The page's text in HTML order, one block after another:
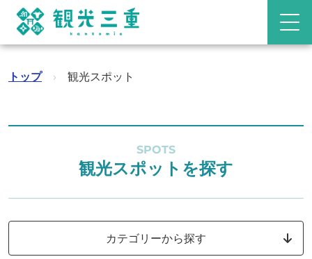
トップ › 観光スポット
SPOTS
観光スポットを探す
カテゴリーから探す